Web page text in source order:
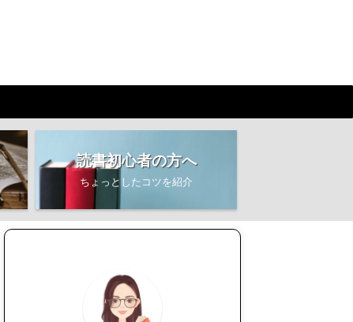
読書初心者の方へ
ちょっとしたコツを紹介